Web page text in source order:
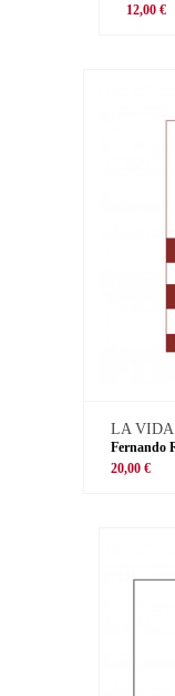
12,00 €
LA VIDA
Fernando
20,00 €